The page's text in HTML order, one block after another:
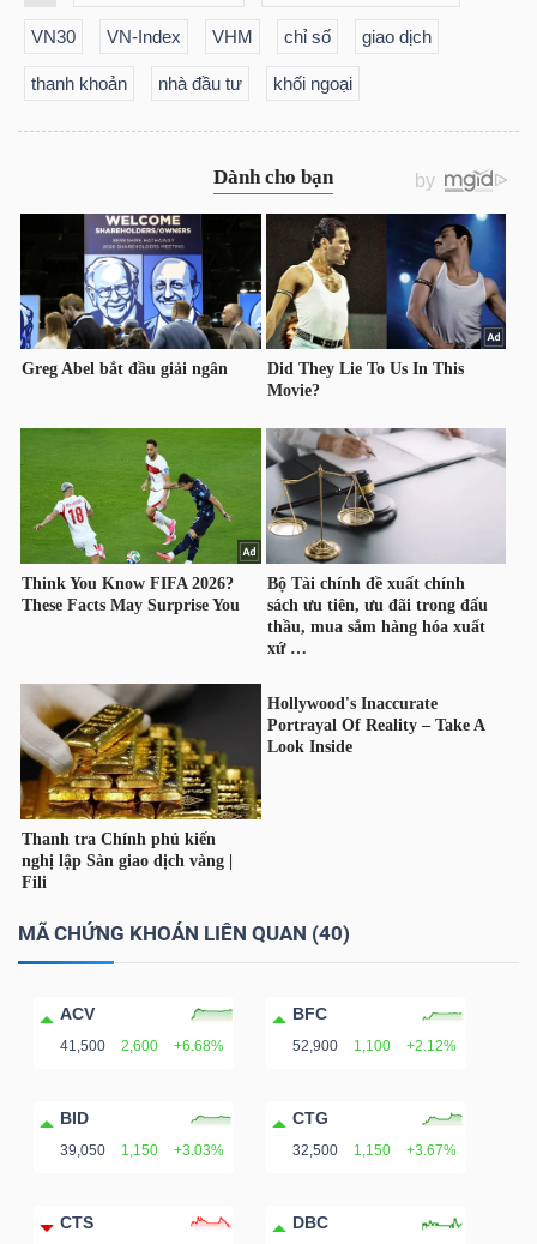
VN30 VN-Index VHM chỉ số giao dịch
thanh khoản nhà đầu tư khối ngoại
MÃ CHỨNG KHOÁN LIÊN QUAN (40)
ACV
41,500 2,600 +6.68%
BFC
52,900 1,100 +2.12%
BID
39,050 1,150 +3.03%
CTG
32,500 1,150 +3.67%
CTS DBC